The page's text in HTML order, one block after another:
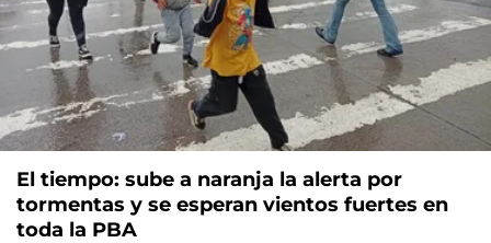
El tiempo: sube a naranja la alerta por
tormentas y se esperan vientos fuertes en
toda la PBA